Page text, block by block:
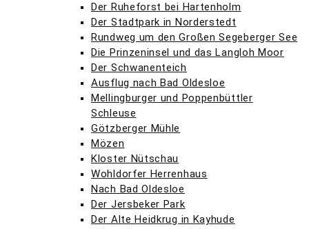
Der Ruheforst bei Hartenholm
Der Stadtpark in Norderstedt
Rundweg um den Großen Segeberger See
Die Prinzeninsel und das Langloh Moor
Der Schwanenteich
Ausflug nach Bad Oldesloe
Mellingburger und Poppenbüttler
Schleuse
Götzberger Mühle
Mözen
Kloster Nütschau
Wohldorfer Herrenhaus
Nach Bad Oldesloe
Der Jersbeker Park
Der Alte Heidkrug in Kayhude